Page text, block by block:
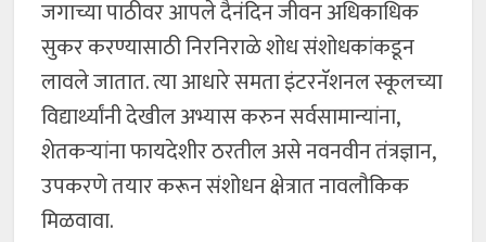
जगाच्या पाठीवर आपले दैनंदिन जीवन अधिकाधिक
सुकर करण्यासाठी निरनिराळे शोध संशोधकांकडून
लावले जातात. त्या आधारे समता इंटरनॅशनल स्कूलच्या
विद्यार्थ्यांनी देखील अभ्यास करुन सर्वसामान्यांना,
शेतकऱ्यांना फायदेशीर ठरतील असे नवनवीन तंत्रज्ञान,
उपकरणे तयार करून संशोधन क्षेत्रात नावलौकिक
मिळवावा.